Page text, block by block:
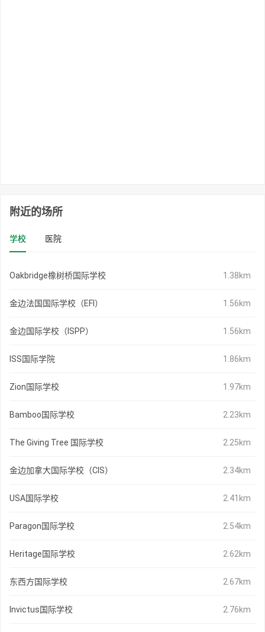
附近的场所
学校 医院
Oakbridge橡树桥国际学校 1.38km
金边法国国际学校（EFI） 1.56km
金边国际学校（ISPP） 1.56km
ISS国际学院 1.86km
Zion国际学校 1.97km
Bamboo国际学校 2.23km
The Giving Tree 国际学校 2.25km
金边加拿大国际学校（CIS） 2.34km
USA国际学校 2.41km
Paragon国际学校 2.54km
Heritage国际学校 2.62km
东西方国际学校 2.67km
Invictus国际学校 2.76km